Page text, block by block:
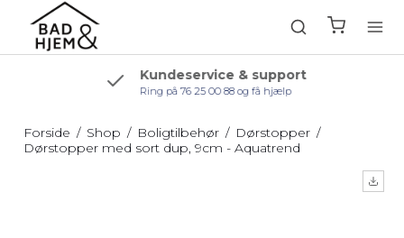
Kundeservice & support
Ring på 76 25 00 88 og få hjælp
Forside / Shop / Boligtilbehør / Dørstopper /
Dørstopper med sort dup, 9cm - Aquatrend